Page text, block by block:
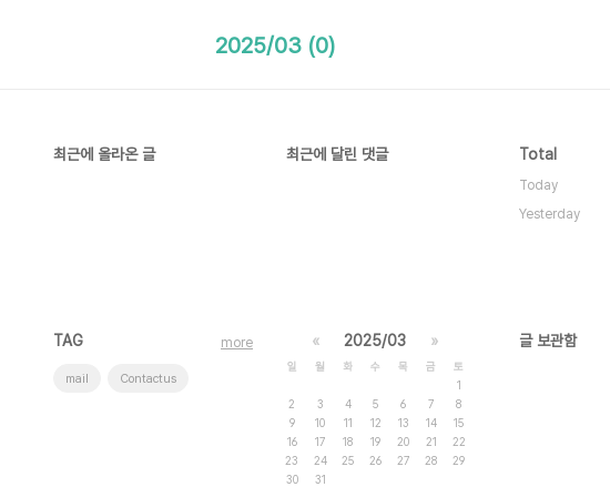
2025/03 (0)
최근에 올라온 글 최근에 달린 댓글 Total
Today
Yesterday
TAG
mail Contactus
more « 2025/03 »
일 월 화 수 목 금
토
1
2
3 4 5 6 7
8
9
10 11 12 13 14
15
16
17 18 19 20 21
22
23
24 25 26 27 28
29
30
31
글 보관함